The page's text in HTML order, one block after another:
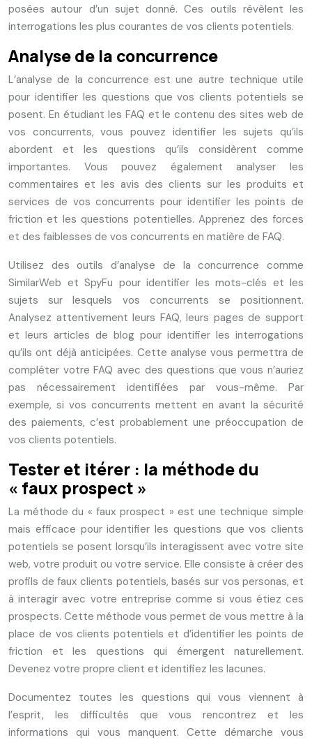
posées autour d’un sujet donné. Ces outils révèlent les
interrogations les plus courantes de vos clients potentiels.
Analyse de la concurrence
L’analyse de la concurrence est une autre technique utile
pour identifier les questions que vos clients potentiels se
posent. En étudiant les FAQ et le contenu des sites web de
vos concurrents, vous pouvez identifier les sujets qu’ils
abordent et les questions qu’ils considèrent comme
importantes. Vous pouvez également analyser les
commentaires et les avis des clients sur les produits et
services de vos concurrents pour identifier les points de
friction et les questions potentielles. Apprenez des forces
et des faiblesses de vos concurrents en matière de FAQ.
Utilisez des outils d’analyse de la concurrence comme
SimilarWeb et SpyFu pour identifier les mots-clés et les
sujets sur lesquels vos concurrents se positionnent.
Analysez attentivement leurs FAQ, leurs pages de support
et leurs articles de blog pour identifier les interrogations
qu’ils ont déjà anticipées. Cette analyse vous permettra de
compléter votre FAQ avec des questions que vous n’auriez
pas nécessairement identifiées par vous-même. Par
exemple, si vos concurrents mettent en avant la sécurité
des paiements, c’est probablement une préoccupation de
vos clients potentiels.
Tester et itérer : la méthode du
« faux prospect »
La méthode du « faux prospect » est une technique simple
mais efficace pour identifier les questions que vos clients
potentiels se posent lorsqu’ils interagissent avec votre site
web, votre produit ou votre service. Elle consiste à créer des
profils de faux clients potentiels, basés sur vos personas, et
à interagir avec votre entreprise comme si vous étiez ces
prospects. Cette méthode vous permet de vous mettre à la
place de vos clients potentiels et d’identifier les points de
friction et les questions qui émergent naturellement.
Devenez votre propre client et identifiez les lacunes.
Documentez toutes les questions qui vous viennent à
l’esprit, les difficultés que vous rencontrez et les
informations qui vous manquent. Cette démarche vous